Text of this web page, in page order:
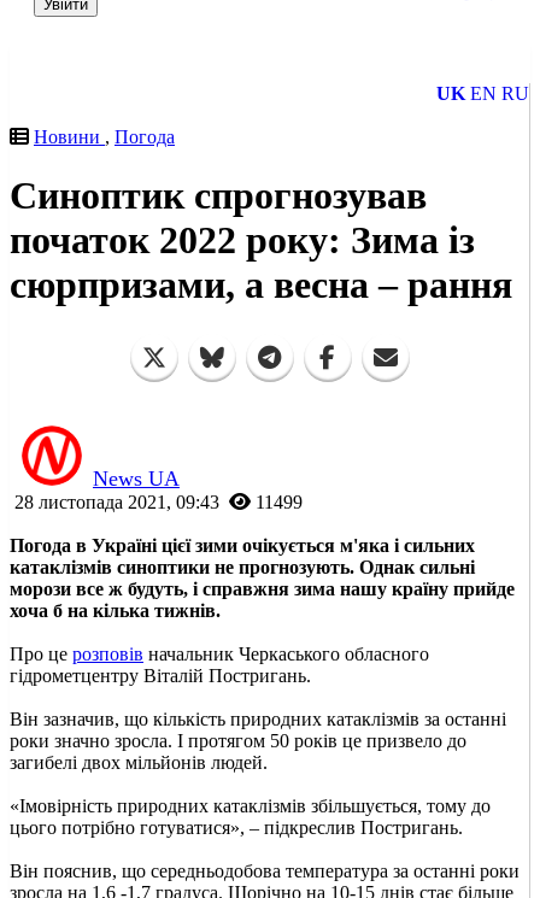
Увійти
UK EN RU
Новини , Погода
Синоптик спрогнозував
початок 2022 року: Зима із
сюрпризами, а весна – рання
News UA
28 листопада 2021, 09:43 11499
Погода в Україні цієї зими очікується м'яка і сильних
катаклізмів синоптики не прогнозують. Однак сильні
морози все ж будуть, і справжня зима нашу країну прийде
хоча б на кілька тижнів.
Про це розповів начальник Черкаського обласного
гідрометцентру Віталій Постригань.
Він зазначив, що кількість природних катаклізмів за останні
роки значно зросла. І протягом 50 років це призвело до
загибелі двох мільйонів людей.
«Імовірність природних катаклізмів збільшується, тому до
цього потрібно готуватися», – підкреслив Постригань.
Він пояснив, що середньодобова температура за останні роки
зросла на 1,6 -1,7 градуса. Щорічно на 10-15 днів стає більше